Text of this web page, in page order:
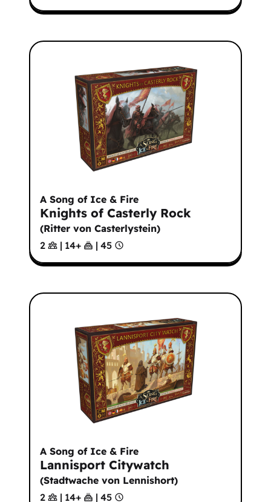
A Song of Ice & Fire
Knights of Casterly Rock
(Ritter von Casterlystein)
2
| 14+ | 45
A Song of Ice & Fire
Lannisport Citywatch
(Stadtwache von Lennishort)
2
| 14+ | 45